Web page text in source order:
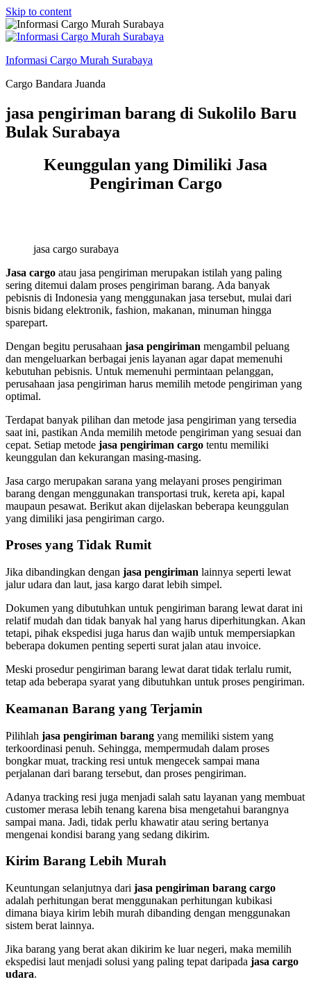
Skip to content
Informasi Cargo Murah Surabaya
Cargo Bandara Juanda
jasa pengiriman barang di Sukolilo Baru
Bulak Surabaya
Keunggulan yang Dimiliki Jasa
Pengiriman Cargo
jasa cargo surabaya
Jasa cargo atau jasa pengiriman merupakan istilah yang paling
sering ditemui dalam proses pengiriman barang. Ada banyak
pebisnis di Indonesia yang menggunakan jasa tersebut, mulai dari
bisnis bidang elektronik, fashion, makanan, minuman hingga
sparepart.
Dengan begitu perusahaan jasa pengiriman mengambil peluang
dan mengeluarkan berbagai jenis layanan agar dapat memenuhi
kebutuhan pebisnis. Untuk memenuhi permintaan pelanggan,
perusahaan jasa pengiriman harus memilih metode pengiriman yang
optimal.
Terdapat banyak pilihan dan metode jasa pengiriman yang tersedia
saat ini, pastikan Anda memilih metode pengiriman yang sesuai dan
cepat. Setiap metode jasa pengiriman cargo tentu memiliki
keunggulan dan kekurangan masing-masing.
Jasa cargo merupakan sarana yang melayani proses pengiriman
barang dengan menggunakan transportasi truk, kereta api, kapal
maupaun pesawat. Berikut akan dijelaskan beberapa keunggulan
yang dimiliki jasa pengiriman cargo.
Proses yang Tidak Rumit
Jika dibandingkan dengan jasa pengiriman lainnya seperti lewat
jalur udara dan laut, jasa kargo darat lebih simpel.
Dokumen yang dibutuhkan untuk pengiriman barang lewat darat ini
relatif mudah dan tidak banyak hal yang harus diperhitungkan. Akan
tetapi, pihak ekspedisi juga harus dan wajib untuk mempersiapkan
beberapa dokumen penting seperti surat jalan atau invoice.
Meski prosedur pengiriman barang lewat darat tidak terlalu rumit,
tetap ada beberapa syarat yang dibutuhkan untuk proses pengiriman.
Keamanan Barang yang Terjamin
Pilihlah jasa pengiriman barang yang memiliki sistem yang
terkoordinasi penuh. Sehingga, mempermudah dalam proses
bongkar muat, tracking resi untuk mengecek sampai mana
perjalanan dari barang tersebut, dan proses pengiriman.
Adanya tracking resi juga menjadi salah satu layanan yang membuat
customer merasa lebih tenang karena bisa mengetahui barangnya
sampai mana. Jadi, tidak perlu khawatir atau sering bertanya
mengenai kondisi barang yang sedang dikirim.
Kirim Barang Lebih Murah
Keuntungan selanjutnya dari jasa pengiriman barang cargo
adalah perhitungan berat menggunakan perhitungan kubikasi
dimana biaya kirim lebih murah dibanding dengan menggunakan
sistem berat lainnya.
Jika barang yang berat akan dikirim ke luar negeri, maka memilih
ekspedisi laut menjadi solusi yang paling tepat daripada jasa cargo
udara.